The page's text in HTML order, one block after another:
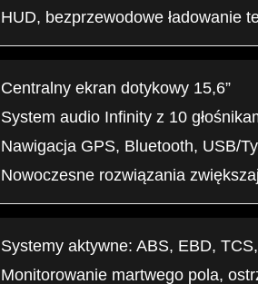
HUD, bezprzewodowe ładowanie
Centralny ekran dotykowy 15,6”
System audio Infinity z 10
Nawigacja GPS, Bluetooth, USB/
Nowoczesne rozwiązania
Systemy aktywne: ABS, EBD,
Monitorowanie martwego pola,